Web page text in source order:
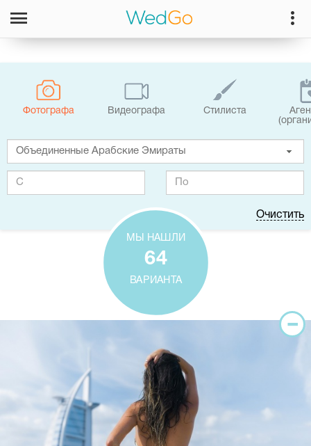
Фотографa Видеографa Стилиста
Очистить
МЫ НАШЛИ
64
ВАРИАНТА